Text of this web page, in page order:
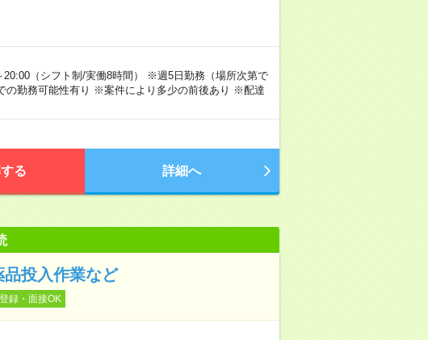
（シフト制/実働8時間） ※週5日勤務（場所次第で
の勤務可能性有り ※案件により多少の前後あり ※配達
る 詳細へ
投入作業など
録・面接OK